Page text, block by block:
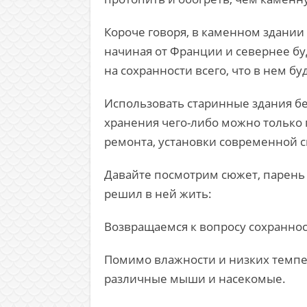
Короче говоря, в каменном
начиная от Франции и севернее
на сохранности всего, что в нем
Использовать старинные здания
хранения чего-либо можно
ремонта, установки современной
Давайте посмотрим сюжет,
решил в ней жить:
Возвращаемся к вопросу
Помимо влажности и низких
различные мыши и насекомые.